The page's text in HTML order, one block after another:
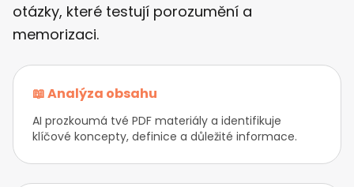
otázky, které testují porozumění a
memorizaci.
📖 Analýza obsahu
AI prozkoumá tvé PDF materiály a identifikuje
klíčové koncepty, definice a důležité informace.